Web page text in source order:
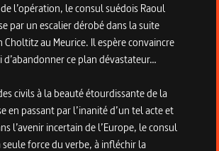
l’opération, le consul suédois Raoul
par un escalier dérobé dans la suite
Choltitz au Meurice. Il espère convaincre
d’abandonner ce plan dévastateur…
civils à la beauté étourdissante de la
en passant par l’inanité d’un tel acte et
l’avenir incertain de l’Europe, le consul
seule force du verbe, à infléchir la